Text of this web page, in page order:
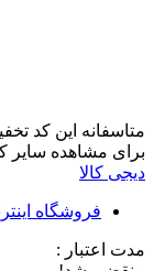
متاسفانه این کد
برای مشاهده سایر
دیجی کالا
فروشگاه
مدت اعتبار :